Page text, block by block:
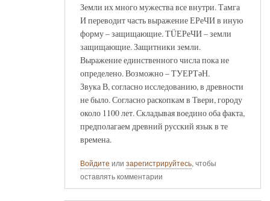
Земли их много мужества все внутри. Тамга
И переводит часть выражение ЕРеЧИ в иную
форму – защищающие. ТÜЕРеЧИ – земли
защищающие. Защитники земли.
Выражение единственного числа пока не
определено. Возможно – ТУЕРТәН.
Звука В, согласно исследованию, в древности
не было. Согласно раскопкам в Твери, городу
около 1100 лет. Складывая воедино оба факта,
предполагаем древний русский язык в те
времена.
Войдите или зарегистрируйтесь, чтобы
оставлять комментарии